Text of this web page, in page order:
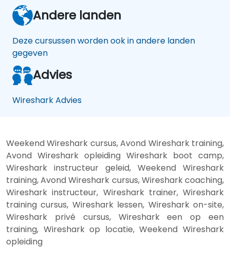
Andere landen
Deze cursussen worden ook in andere landen
gegeven
Advies
Wireshark Advies
Weekend Wireshark cursus, Avond Wireshark training,
Avond Wireshark opleiding Wireshark boot camp,
Wireshark instructeur geleid, Weekend Wireshark
training, Avond Wireshark cursus, Wireshark coaching,
Wireshark instructeur, Wireshark trainer, Wireshark
training cursus, Wireshark lessen, Wireshark on-site,
Wireshark privé cursus, Wireshark een op een
training, Wireshark op locatie, Weekend Wireshark
opleiding